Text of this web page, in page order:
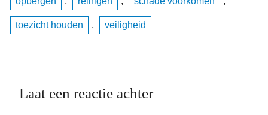
toezicht houden , veiligheid
Laat een reactie achter